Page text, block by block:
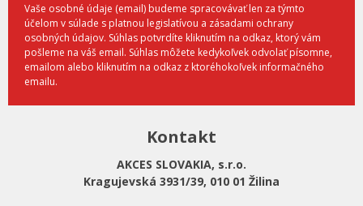
Vaše osobné údaje (email) budeme spracovávať len za týmto
účelom v súlade s platnou legislatívou a zásadami ochrany
osobných údajov. Súhlas potvrdíte kliknutím na odkaz, ktorý vám
pošleme na váš email. Súhlas môžete kedykoľvek odvolať písomne,
emailom alebo kliknutím na odkaz z ktoréhokoľvek informačného
emailu.
Kontakt
AKCES SLOVAKIA, s.r.o.
Kragujevská 3931/39, 010 01 Žilina